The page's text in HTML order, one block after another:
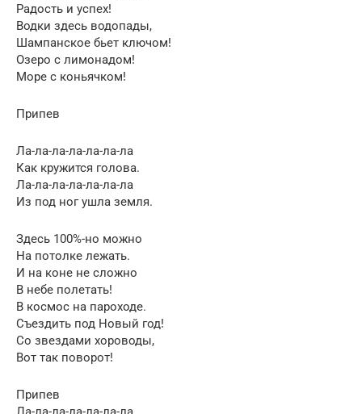
Радость и успех!
Водки здесь водопады,
Шампанское бьет ключом!
Озеро с лимонадом!
Море с коньячком!
Припев
Ла-ла-ла-ла-ла-ла-ла
Как кружится голова.
Ла-ла-ла-ла-ла-ла-ла
Из под ног ушла земля.
Здесь 100%-но можно
На потолке лежать.
И на коне не сложно
В небе полетать!
В космос на пароходе.
Съездить под Новый год!
Со звездами хороводы,
Вот так поворот!
Припев